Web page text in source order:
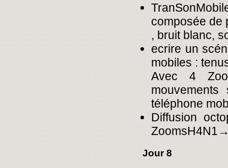
composée de
, bruit blanc,
ecrire un
mobiles :
Avec 4
téléphone
Diffusion
Jour 8